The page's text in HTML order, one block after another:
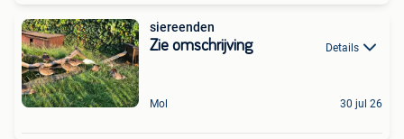
siereenden
Zie omschrijving Details
Mol 30 jul 26